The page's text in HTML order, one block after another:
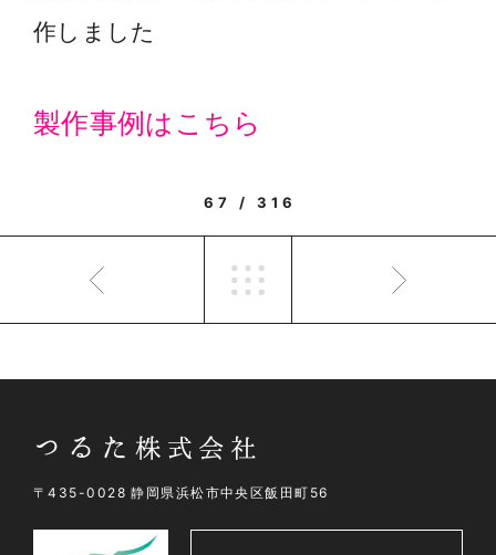
作しました
製作事例はこちら
67 / 316
〒435-0028 静岡県浜松市中央区飯田町56